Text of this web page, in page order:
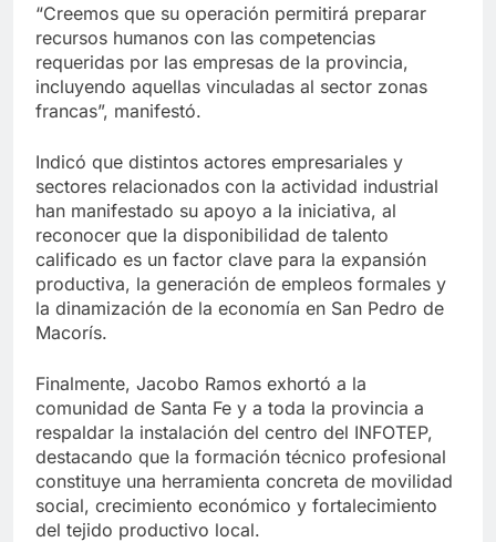
“Creemos que su operación permitirá preparar
recursos humanos con las competencias
requeridas por las empresas de la provincia,
incluyendo aquellas vinculadas al sector zonas
francas”, manifestó.
Indicó que distintos actores empresariales y
sectores relacionados con la actividad industrial
han manifestado su apoyo a la iniciativa, al
reconocer que la disponibilidad de talento
calificado es un factor clave para la expansión
productiva, la generación de empleos formales y
la dinamización de la economía en San Pedro de
Macorís.
Finalmente, Jacobo Ramos exhortó a la
comunidad de Santa Fe y a toda la provincia a
respaldar la instalación del centro del INFOTEP,
destacando que la formación técnico profesional
constituye una herramienta concreta de movilidad
social, crecimiento económico y fortalecimiento
del tejido productivo local.